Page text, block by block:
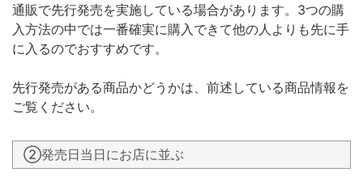
通販で先行発売を実施している場合があります。3つの購
入方法の中では一番確実に購入できて他の人よりも先に手
に入るのでおすすめです。
先行発売がある商品かどうかは、前述している商品情報を
ご覧ください。
②発売日当日にお店に並ぶ